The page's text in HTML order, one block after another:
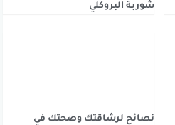
شوربة البروكلي
نصائح لرشاقتك وصحتك في